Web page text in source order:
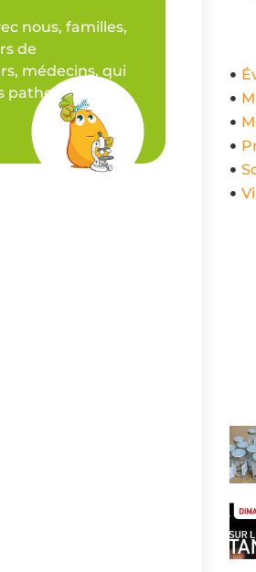
nous, familles,
de
médecins, qui
pathologies